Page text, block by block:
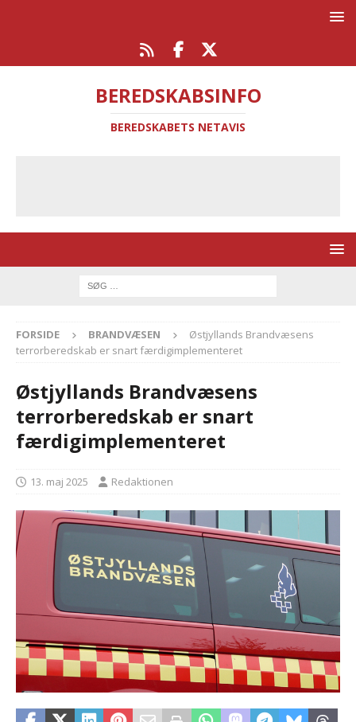
BEREDSKABSINFO
BEREDSKABETS NETAVIS
FORSIDE BRANDVÆSEN
Østjyllands Brandvæsens
terrorberedskab er snart færdigimplementeret
Østjyllands Brandvæsens
terrorberedskab er snart
færdigimplementeret
13. maj 2025 Redaktionen